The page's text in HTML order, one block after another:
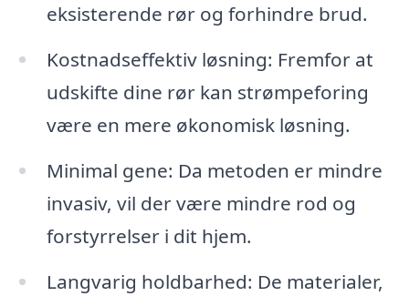
eksisterende rør og forhindre brud.
Kostnadseffektiv løsning: Fremfor at
udskifte dine rør kan strømpeforing
være en mere økonomisk løsning.
Minimal gene: Da metoden er mindre
invasiv, vil der være mindre rod og
forstyrrelser i dit hjem.
Langvarig holdbarhed: De materialer,